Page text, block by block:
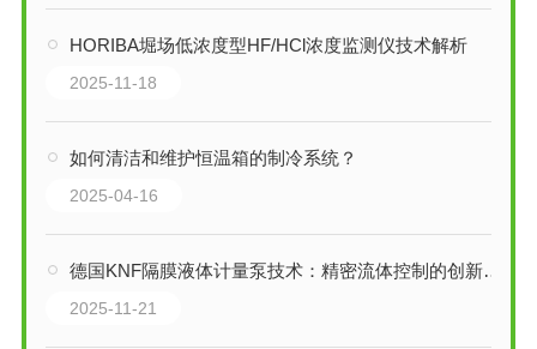
HORIBA堀场低浓度型HF/HCl浓度监测仪技术解析
2025-11-18
如何清洁和维护恒温箱的制冷系统？
2025-04-16
德国KNF隔膜液体计量泵技术：精密流体控制的创新解决方案
2025-11-21